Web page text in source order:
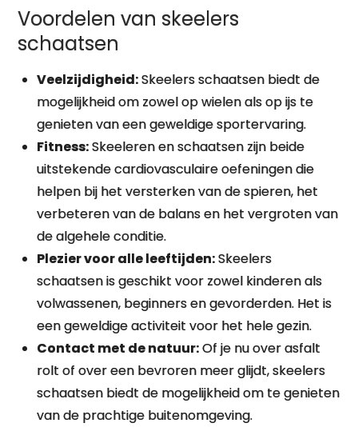
Voordelen van skeelers
schaatsen
Veelzijdigheid:Skeelers schaatsen biedt de
mogelijkheid om zowel op wielen als op ijs te
genieten van een geweldige sportervaring.
Fitness:Skeeleren en schaatsen zijn beide
uitstekende cardiovasculaire oefeningen die
helpen bij het versterken van de spieren, het
verbeteren van de balans en het vergroten van
de algehele conditie.
Plezier voor alle leeftijden:Skeelers
schaatsen is geschikt voor zowel kinderen als
volwassenen, beginners en gevorderden. Het is
een geweldige activiteit voor het hele gezin.
Contact met de natuur:Of je nu over asfalt
rolt of over een bevroren meer glijdt, skeelers
schaatsen biedt de mogelijkheid om te genieten
van de prachtige buitenomgeving.